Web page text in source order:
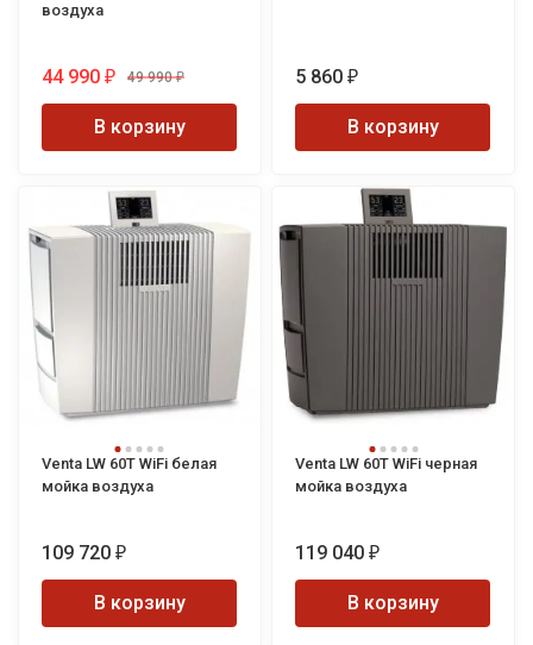
воздуха
44 990 ₽ 49 990 ₽
В корзину
5 860 ₽
В корзину
Venta LW 60T WiFi белая
мойка воздуха
109 720 ₽
В корзину
Venta LW 60T WiFi черная
мойка воздуха
119 040 ₽
В корзину